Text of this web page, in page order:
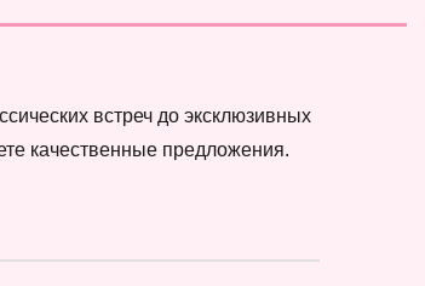
встреч до эксклюзивных
качественные предложения.